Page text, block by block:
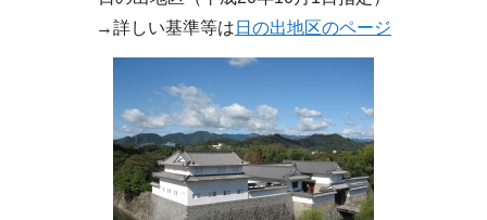
→詳しい基準等は 日の出地区のページ